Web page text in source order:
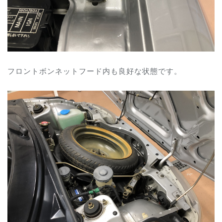
フロントボンネットフード内も良好な状態です。